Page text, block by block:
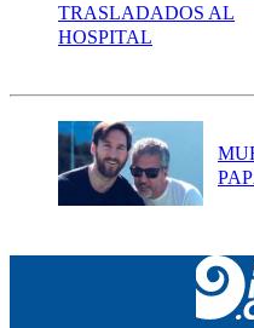
TRASLADADOS AL
HOSPITAL